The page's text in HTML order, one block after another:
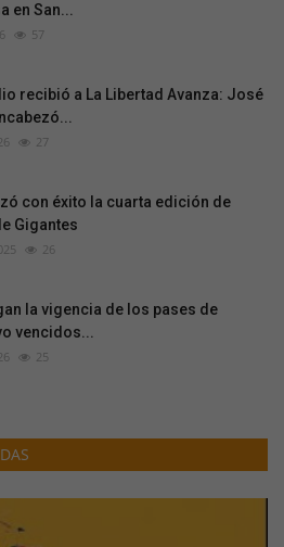
en San...
57
recibió a La Libertad Avanza: José
27
con éxito la cuarta edición de
Gigantes
26
la vigencia de los pases de
vencidos...
25